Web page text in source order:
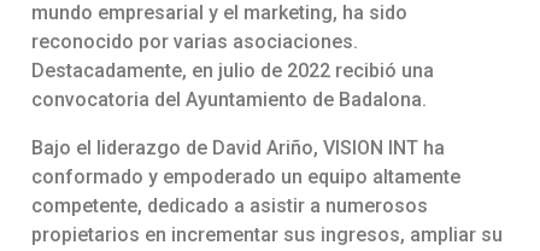
mundo empresarial y el marketing, ha sido
reconocido por varias asociaciones.
Destacadamente, en julio de 2022 recibió una
convocatoria del Ayuntamiento de Badalona.
Bajo el liderazgo de David Ariño, VISION INT ha
conformado y empoderado un equipo altamente
competente, dedicado a asistir a numerosos
propietarios en incrementar sus ingresos, ampliar su